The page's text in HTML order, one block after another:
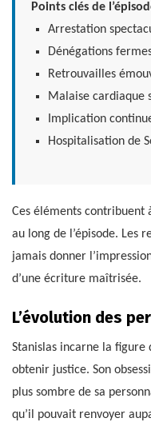
Points clés de
Arrestation
Dénégations
Retrouvailles
Malaise cardiaque
Implication
Hospitalisation de
Ces éléments
au long de l’épisode. Les
jamais donner
d’une écriture maîtrisée.
L’évolution des
Stanislas incarne la
obtenir justice. Son
plus sombre de sa
qu’il pouvait renvoyer